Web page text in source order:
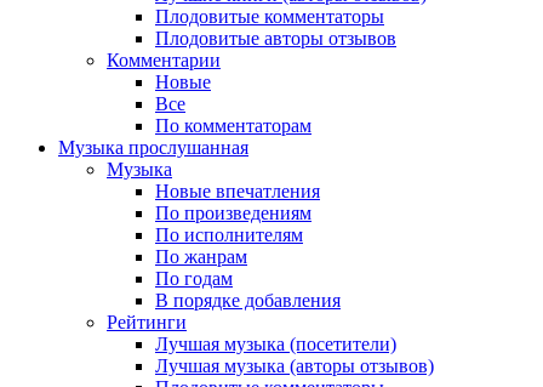
Плодовитые комментаторы
Плодовитые авторы отзывов
Комментарии
Новые
Все
По комментаторам
Музыка прослушанная
Музыка
Новые впечатления
По произведениям
По исполнителям
По жанрам
По годам
В порядке добавления
Рейтинги
Лучшая музыка (посетители)
Лучшая музыка (авторы отзывов)